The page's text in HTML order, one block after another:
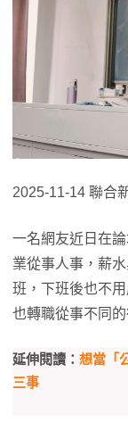
2025-11-14 聯合
一名網友近日在
業從事人事，薪
班，下班後也不
也轉職從事不同的
延伸閱讀： 想當「
三事